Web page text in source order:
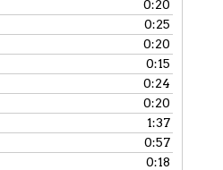
0:20
0:25
0:20
0:15
0:24
0:20
1:37
0:57
0:18